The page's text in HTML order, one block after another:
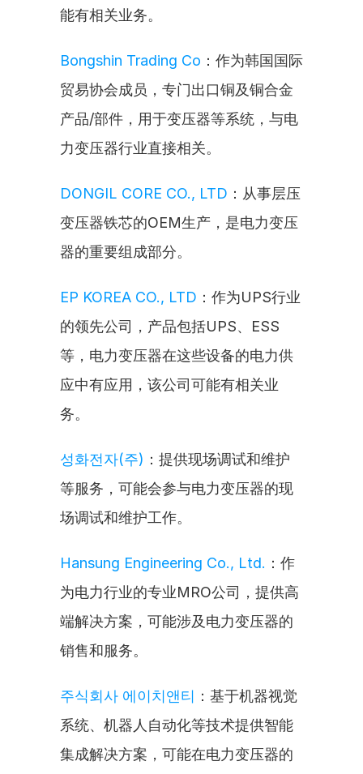
能有相关业务。
Bongshin Trading Co ：作为韩国国际
贸易协会成员，专门出口铜及铜合金
产品/部件，用于变压器等系统，与电
力变压器行业直接相关。
DONGIL CORE CO., LTD ：从事层压
变压器铁芯的OEM生产，是电力变压
器的重要组成部分。
EP KOREA CO., LTD ：作为UPS行业
的领先公司，产品包括UPS、ESS
等，电力变压器在这些设备的电力供
应中有应用，该公司可能有相关业
务。
성화전자(주) ：提供现场调试和维护
等服务，可能会参与电力变压器的现
场调试和维护工作。
Hansung Engineering Co., Ltd. ：作
为电力行业的专业MRO公司，提供高
端解决方案，可能涉及电力变压器的
销售和服务。
주식회사 에이치앤티 ：基于机器视觉
系统、机器人自动化等技术提供智能
集成解决方案，可能在电力变压器的